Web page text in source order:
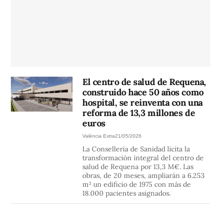
El centro de salud de Requena,
construido hace 50 años como
hospital, se reinventa con una
reforma de 13,3 millones de
euros
València Extra21/05/2026
La Conselleria de Sanidad licita la
transformación integral del centro de
salud de Requena por 13,3 M€. Las
obras, de 20 meses, ampliarán a 6.253
m² un edificio de 1975 con más de
18.000 pacientes asignados.